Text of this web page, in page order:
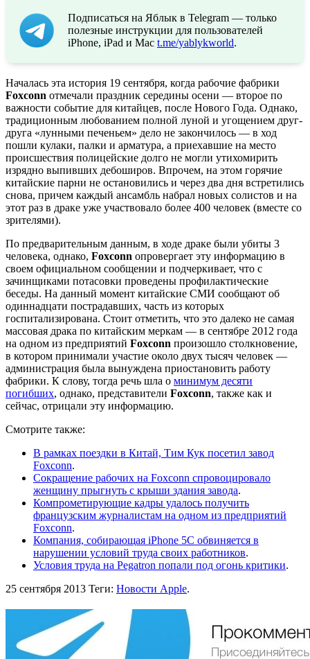
Подписаться на Яблык в Telegram — только
полезные инструкции для пользователей
iPhone, iPad и Mac t.me/yablykworld.
Началась эта история 19 сентября, когда рабочие фабрики
Foxconn отмечали праздник середины осени — второе по
важности событие для китайцев, после Нового Года. Однако,
традиционным любованием полной луной и угощением друг-
друга «лунными печеньем» дело не закончилось — в ход
пошли кулаки, палки и арматура, а приехавшие на место
происшествия полицейские долго не могли утихомирить
изрядно выпивших дебоширов. Впрочем, на этом горячие
китайские парни не остановились и через два дня встретились
снова, причем каждый ансамбль набрал новых солистов и на
этот раз в драке уже участвовало более 400 человек (вместе со
зрителями).
По предварительным данным, в ходе драке были убиты 3
человека, однако, Foxconn опровергает эту информацию в
своем официальном сообщении и подчеркивает, что с
зачинщиками потасовки проведены профилактические
беседы. На данный момент китайские СМИ сообщают об
одиннадцати пострадавших, часть из которых
госпитализирована. Стоит отметить, что это далеко не самая
массовая драка по китайским меркам — в сентябре 2012 года
на одном из предприятий Foxconn произошло столкновение,
в котором принимали участие около двух тысяч человек —
администрация была вынуждена приостановить работу
фабрики. К слову, тогда речь шла о минимум десяти
погибших, однако, представители Foxconn, также как и
сейчас, отрицали эту информацию.
Смотрите также:
В рамках поездки в Китай, Тим Кук посетил завод
Foxconn.
Сокращение рабочих на Foxconn спровоцировало
женщину прыгнуть с крыши здания завода.
Компрометирующие кадры удалось получить
французским журналистам на одном из предприятий
Foxconn.
Компания, собирающая iPhone 5C обвиняется в
нарушении условий труда своих работников.
Условия труда на Pegatron попали под огонь критики.
25 сентября 2013 Теги: Новости Apple.